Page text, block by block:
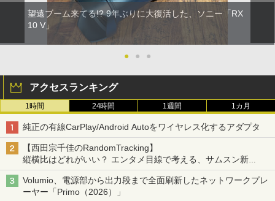
望遠ブーム来てる!? 9年ぶりに大復活した、ソニー「RX
10 V」
● ● ●
アクセスランキング
1時間 24時間 1週間 1カ月
純正の有線CarPlay/Android Autoをワイヤレス化するアダプタ
【西田宗千佳のRandomTracking】
縦横比はどれがいい？ エンタメ目線で考える、サムスン新
「Galaxy Z Fold」
Volumio、電源部から出力段まで全面刷新したネットワークプレ
ーヤー「Primo（2026）」